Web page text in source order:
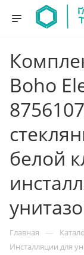
Boho
белой
Главная —
Инсталляции для